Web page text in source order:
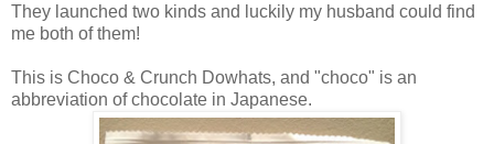
They launched two kinds and luckily my husband could find
me both of them!
This is Choco & Crunch Dowhats, and "choco" is an
abbreviation of chocolate in Japanese.